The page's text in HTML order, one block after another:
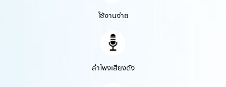
ใช้งานง่าย
ลำโพงเสียงดัง